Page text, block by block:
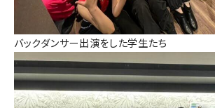
バックダンサー出演をした学生たち